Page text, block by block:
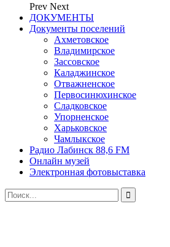
Prev Next
ДОКУМЕНТЫ
Документы поселений
Ахметовское
Владимирское
Зассовское
Каладжинское
Отважненское
Первосинюхинское
Сладковское
Упорненское
Харьковское
Чамлыкское
Радио Лабинск 88,6 FM
Онлайн музей
Электронная фотовыставка